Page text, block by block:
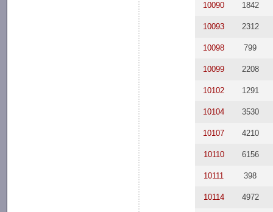
10090 1842
10093 2312
10098 799
10099 2208
10102 1291
10104 3530
10107 4210
10110 6156
10111 398
10114 4972